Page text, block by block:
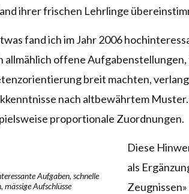
ihrer frischen Lehrlinge
fand ich im Jahr 2006
allmählich offene
breit machten,
nach altbewährtem
proportionale Zuordnungen.
Aufgaben, schnelle
mässige Aufschlüsse
Diese
als